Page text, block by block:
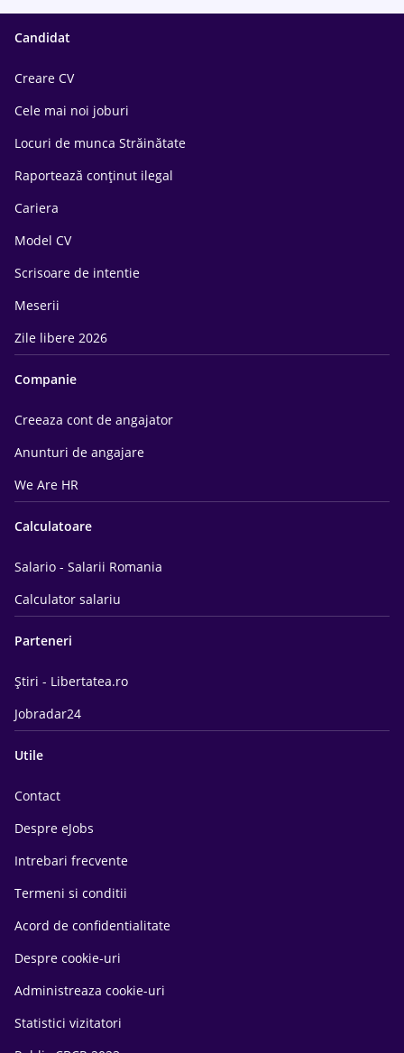
Candidat
Creare CV
Cele mai noi joburi
Locuri de munca Străinătate
Raportează conținut ilegal
Cariera
Model CV
Scrisoare de intentie
Meserii
Zile libere 2026
Companie
Creeaza cont de angajator
Anunturi de angajare
We Are HR
Calculatoare
Salario - Salarii Romania
Calculator salariu
Parteneri
Știri - Libertatea.ro
Jobradar24
Utile
Contact
Despre eJobs
Intrebari frecvente
Termeni si conditii
Acord de confidentialitate
Despre cookie-uri
Administreaza cookie-uri
Statistici vizitatori